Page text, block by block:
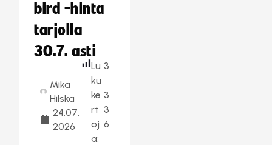
bird -hinta
tarjolla
30.7. asti
Mika
Hilska
24.07.
2026
Lu
ku
ke
rt
oj
a:
3
3
3
6